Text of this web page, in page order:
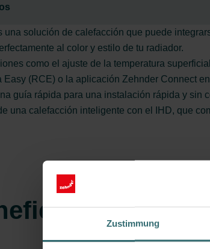
Zustimmung
una solución de calefacción que puede
al color y estilo de tu radiador.
como el ajuste de la temperatura
Easy (RCE) o la aplicación Zehnder Connect
guía rápida para una instalación rápida y
una calefacción inteligente con el IHD, que